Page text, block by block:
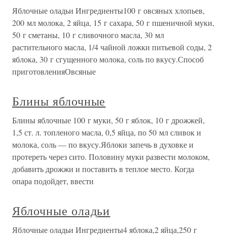
Яблочные оладьи Ингредиенты100 г овсяных хлопьев,
200 мл молока, 2 яйца, 15 г сахара, 50 г пшеничной муки,
50 г сметаны, 10 г сливочного масла, 30 мл
растительного масла, 1/4 чайной ложки питьевой соды, 2
яблока, 30 г сгущенного молока, соль по вкусу.Способ
приготовленияОвсяные
Блины яблочные
Блины яблочные 100 г муки, 50 г яблок, 10 г дрожжей,
1,5 ст. л. топленого масла, 0,5 яйца, по 50 мл сливок и
молока, соль — по вкусу.Яблоки запечь в духовке и
протереть через сито. Половину муки развести молоком,
добавить дрожжи и поставить в теплое место. Когда
опара подойдет, ввести
Яблочные оладьи
Яблочные оладьи Ингредиенты4 яблока,2 яйца,250 г